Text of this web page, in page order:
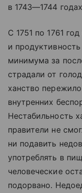
в 1743—1744
С 1751 по 1761
и
минимума за
страдали от
ханство
внутренних
Нестабильность
правители не
ни подавить
употреблять в
человеческие
подорвано.